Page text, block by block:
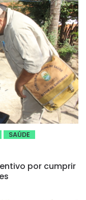
SAÚDE
por cumprir